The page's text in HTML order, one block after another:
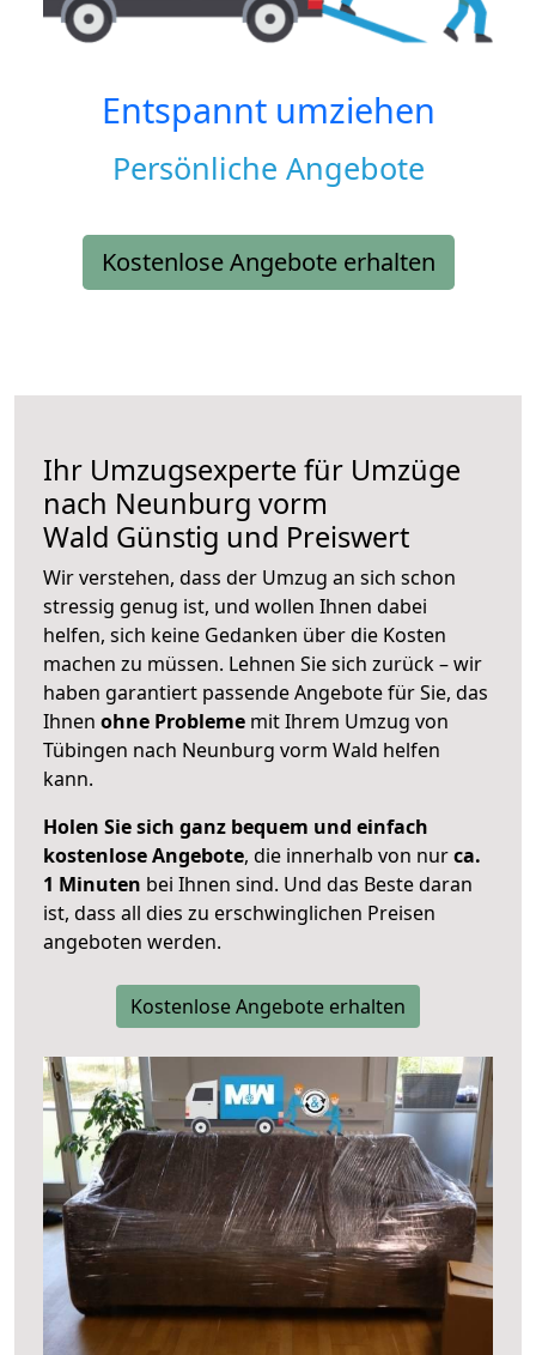
Entspannt umziehen
Persönliche Angebote
Kostenlose Angebote erhalten
Ihr Umzugsexperte für Umzüge
nach Neunburg vorm
Wald Günstig und Preiswert
Wir verstehen, dass der Umzug an sich schon
stressig genug ist, und wollen Ihnen dabei
helfen, sich keine Gedanken über die Kosten
machen zu müssen. Lehnen Sie sich zurück – wir
haben garantiert passende Angebote für Sie, das
Ihnen ohne Probleme mit Ihrem Umzug von
Tübingen nach Neunburg vorm Wald helfen
kann.
Holen Sie sich ganz bequem und einfach
kostenlose Angebote, die innerhalb von nurca.
1 Minuten bei Ihnen sind. Und das Beste daran
ist, dass all dies zu erschwinglichen Preisen
angeboten werden.
Kostenlose Angebote erhalten